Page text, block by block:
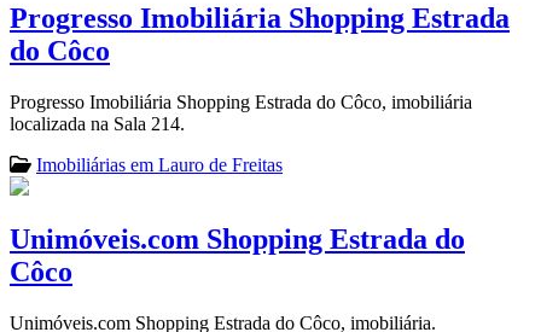
Progresso Imobiliária Shopping Estrada
do Côco
Progresso Imobiliária Shopping Estrada do Côco, imobiliária
localizada na Sala 214.
Imobiliárias em Lauro de Freitas
Unimóveis.com Shopping Estrada do
Côco
Unimóveis.com Shopping Estrada do Côco, imobiliária.